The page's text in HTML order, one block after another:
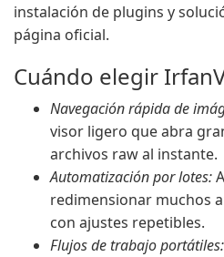
instalación de plugins y
página oficial.
Cuándo elegir
Navegación rápida de
visor ligero que abra
archivos raw al instante.
Automatización por lotes:
redimensionar muchos
con ajustes repetibles.
Flujos de trabajo portátiles: